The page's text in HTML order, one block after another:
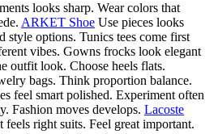
looks sharp. Wear colors that
ARKET Shoe Use pieces looks
style options. Tunics tees come first
vibes. Gowns frocks look elegant
outfit look. Choose heels flats.
bags. Think proportion balance.
feel smart polished. Experiment often
Fashion moves develops. Lacoste
right suits. Feel great important.